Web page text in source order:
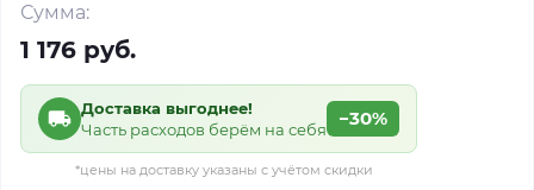
Сумма:
1 176 руб.
Доставка выгоднее!
Часть расходов берём на себя
−30%
*цены на доставку указаны с учётом скидки